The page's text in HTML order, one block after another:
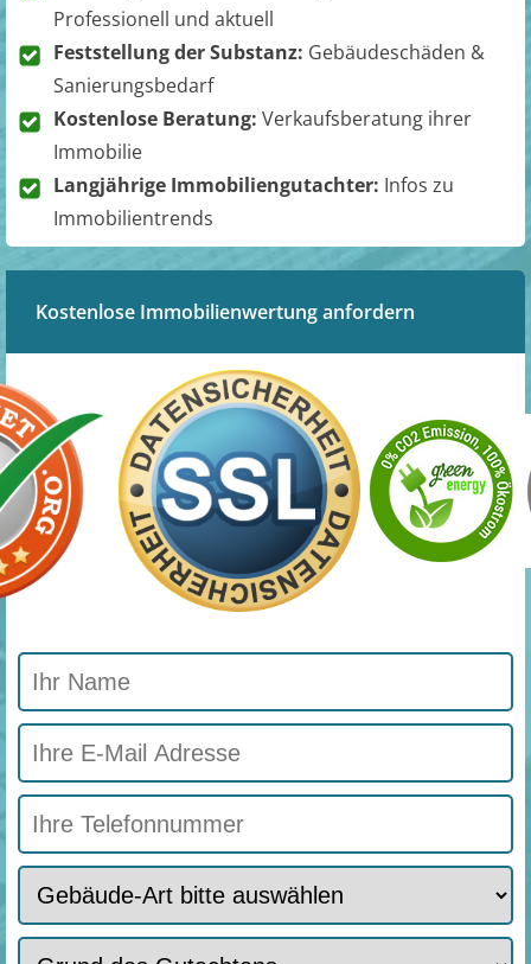
Professionell und aktuell
Feststellung der Substanz: Gebäudeschäden &
Sanierungsbedarf
Kostenlose Beratung: Verkaufsberatung ihrer
Immobilie
Langjährige Immobiliengutachter: Infos zu
Immobilientrends
Kostenlose Immobilienwertung anfordern